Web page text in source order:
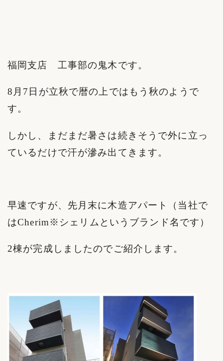
福岡支店 工事部の鬼木です。
8月7日が立秋で暦の上ではもう秋のようで
す。
しかし、まだまだ暑さは続きそうで外に立っ
ているだけで汗が滲み出てきます。
早速ですが、先月末に木造アパート（当社で
はCherim※シェリムというブランド名です）
2棟が完成しましたのでご紹介します。